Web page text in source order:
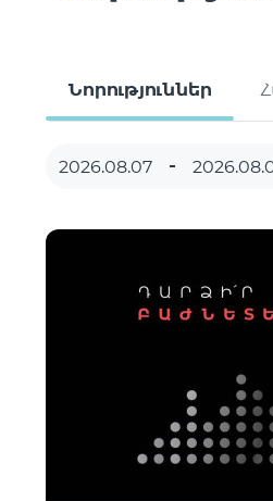
Նորություններ